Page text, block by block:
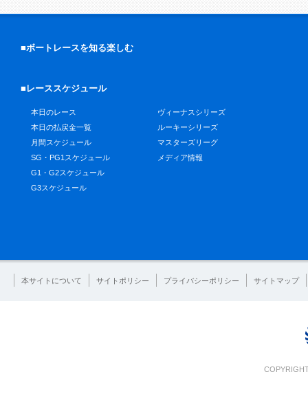
■ボートレースを知る楽しむ
■レーススケジュール
本日のレース
本日の払戻金一覧
月間スケジュール
SG・PG1スケジュール
G1・G2スケジュール
G3スケジュール
ヴィーナスシリーズ
ルーキーシリーズ
マスターズリーグ
メディア情報
本サイトについて サイトポリシー プライバシーポリシー サイトマップ